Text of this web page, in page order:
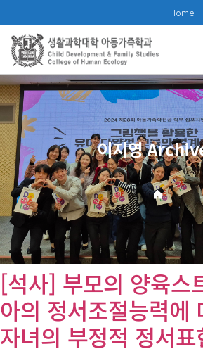
로
메
뉴
Home
이지영
[석사] 부모의 양육스
아의 정서조절능력에
자녀의 부정적 정서